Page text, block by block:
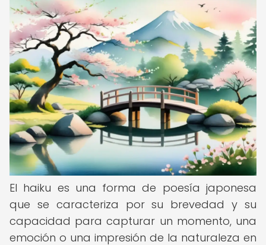
El haiku es una forma de poesía japonesa
que se caracteriza por su brevedad y su
capacidad para capturar un momento, una
emoción o una impresión de la naturaleza en